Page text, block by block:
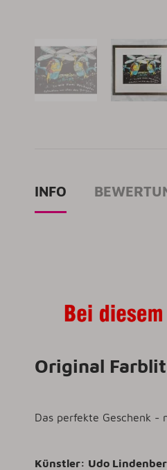
INFO
Original
Das perfekte Geschenk -
Künstler: Udo